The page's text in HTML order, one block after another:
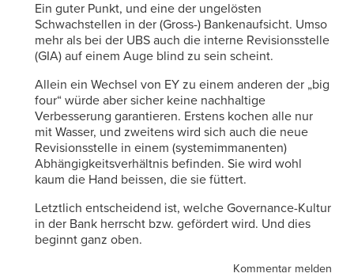
Ein guter Punkt, und eine der ungelösten
Schwachstellen in der (Gross-) Bankenaufsicht. Umso
mehr als bei der UBS auch die interne Revisionsstelle
(GIA) auf einem Auge blind zu sein scheint.
Allein ein Wechsel von EY zu einem anderen der „big
four“ würde aber sicher keine nachhaltige
Verbesserung garantieren. Erstens kochen alle nur
mit Wasser, und zweitens wird sich auch die neue
Revisionsstelle in einem (systemimmanenten)
Abhängigkeitsverhältnis befinden. Sie wird wohl
kaum die Hand beissen, die sie füttert.
Letztlich entscheidend ist, welche Governance-Kultur
in der Bank herrscht bzw. gefördert wird. Und dies
beginnt ganz oben.
Kommentar melden